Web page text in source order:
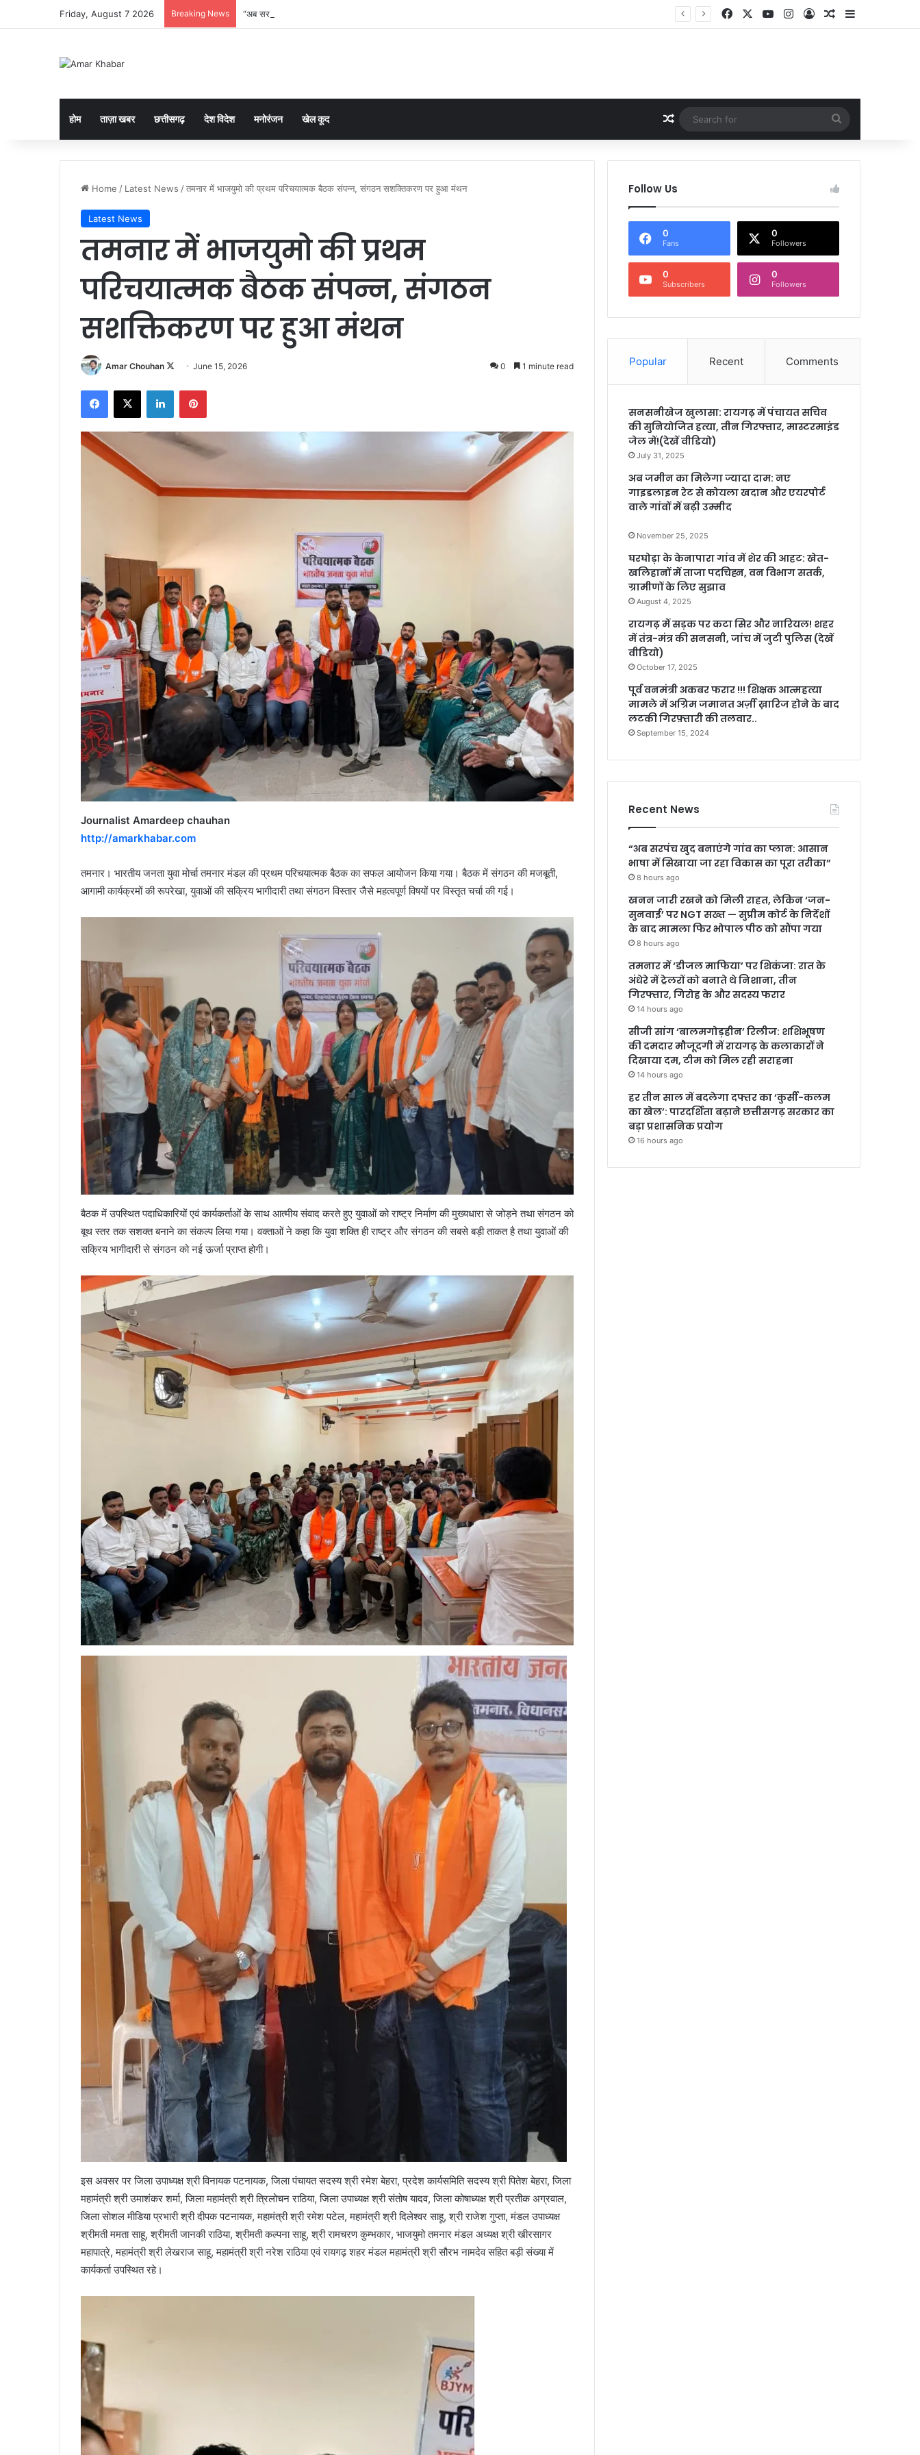
Friday, August 7 2026 Breaking News “अब सरपंच खुद बनाएंगे गांव का प्लान: आसान भाषा में सिखाया जा रहा विकास का पूरा तरीका” FacebookYouTubeInstagram
Log InRandom Article
Sidebar
होम ताज़ा खबर छत्तीसगढ़ देश विदेश मनोरंजन खेल कूद Random Article
for
Home / Latest News /तमनार में भाजयुमो की प्रथम परिचयात्मक बैठक संपन्न, संगठन सशक्तिकरण पर हुआ मंथन
Latest News
तमनार में भाजयुमो की प्रथम
परिचयात्मक बैठक संपन्न, संगठन
सशक्तिकरण पर हुआ मंथन
Amar Chouhan
FollowJune 15, 2026 0 1 minute read
Facebook
X LinkedInPinterest
Journalist Amardeep chauhan
http://amarkhabar.com
तमनार। भारतीय जनता युवा मोर्चा तमनार मंडल की प्रथम परिचयात्मक बैठक का सफल आयोजन किया गया। बैठक में संगठन की मजबूती,
आगामी कार्यक्रमों की रूपरेखा, युवाओं की सक्रिय भागीदारी तथा संगठन विस्तार जैसे महत्वपूर्ण विषयों पर विस्तृत चर्चा की गई।
बैठक में उपस्थित पदाधिकारियों एवं कार्यकर्ताओं के साथ आत्मीय संवाद करते हुए युवाओं को राष्ट्र निर्माण की मुख्यधारा से जोड़ने तथा संगठन को
बूथ स्तर तक सशक्त बनाने का संकल्प लिया गया। वक्ताओं ने कहा कि युवा शक्ति ही राष्ट्र और संगठन की सबसे बड़ी ताकत है तथा युवाओं की
सक्रिय भागीदारी से संगठन को नई ऊर्जा प्राप्त होगी।
इस अवसर पर जिला उपाध्यक्ष श्री विनायक पटनायक, जिला पंचायत सदस्य श्री रमेश बेहरा, प्रदेश कार्यसमिति सदस्य श्री पितेश बेहरा, जिला
महामंत्री श्री उमाशंकर शर्मा, जिला महामंत्री श्री त्रिलोचन राठिया, जिला उपाध्यक्ष श्री संतोष यादव, जिला कोषाध्यक्ष श्री प्रतीक अग्रवाल,
जिला सोशल मीडिया प्रभारी श्री दीपक पटनायक, महामंत्री श्री रमेश पटेल, महामंत्री श्री दिलेश्वर साहू, श्री राजेश गुप्ता, मंडल उपाध्यक्ष
श्रीमती ममता साहू, श्रीमती जानकी राठिया, श्रीमती कल्पना साहू, श्री रामचरण कुम्भकार, भाजयुमो तमनार मंडल अध्यक्ष श्री खीरसागर
महापात्रे, महामंत्री श्री लेखराज साहू, महामंत्री श्री नरेश राठिया एवं रायगढ़ शहर मंडल महामंत्री श्री सौरभ नामदेव सहित बड़ी संख्या में
कार्यकर्ता उपस्थित रहे।
Follow Us
0
Fans
0
Followers
0
Subscribers
0
Followers
Popular Recent Comments
सनसनीखेज खुलासा: रायगढ़ में पंचायत सचिव
की सुनियोजित हत्या, तीन गिरफ्तार, मास्टरमाइंड
जेल में!(देखें वीडियो)
July 31, 2025
अब जमीन का मिलेगा ज्यादा दाम: नए
गाइडलाइन रेट से कोयला खदान और एयरपोर्ट
वाले गांवों में बढ़ी उम्मीद
November 25, 2025
घरघोड़ा के केनापारा गांव में शेर की आहट: खेत-
खलिहानों में ताजा पदचिह्न, वन विभाग सतर्क,
ग्रामीणों के लिए सुझाव
August 4, 2025
रायगढ़ में सड़क पर कटा सिर और नारियल! शहर
में तंत्र-मंत्र की सनसनी, जांच में जुटी पुलिस (देखें
वीडियो)
October 17, 2025
पूर्व वनमंत्री अकबर फरार !!! शिक्षक आत्महत्या
मामले में अग्रिम जमानत अर्ज़ी ख़ारिज होने के बाद
लटकी गिरफ़्तारी की तलवार..
September 15, 2024
Recent News
“अब सरपंच खुद बनाएंगे गांव का प्लान: आसान
भाषा में सिखाया जा रहा विकास का पूरा तरीका”
8 hours ago
खनन जारी रखने को मिली राहत, लेकिन ‘जन-
सुनवाई’ पर NGT सख्त — सुप्रीम कोर्ट के निर्देशों
के बाद मामला फिर भोपाल पीठ को सौंपा गया
8 hours ago
तमनार में ‘डीजल माफिया’ पर शिकंजा: रात के
अंधेरे में ट्रेलरों को बनाते थे निशाना, तीन
गिरफ्तार, गिरोह के और सदस्य फरार
14 hours ago
सीजी सांग ‘बालमगोड़हीन’ रिलीज: शशिभूषण
की दमदार मौजूदगी में रायगढ़ के कलाकारों ने
दिखाया दम, टीम को मिल रही सराहना
14 hours ago
हर तीन साल में बदलेगा दफ्तर का ‘कुर्सी-कलम
का खेल’: पारदर्शिता बढ़ाने छत्तीसगढ़ सरकार का
बड़ा प्रशासनिक प्रयोग
16 hours ago